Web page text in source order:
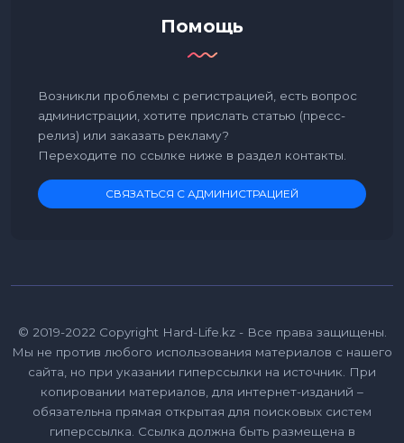
Помощь
Возникли проблемы с регистрацией, есть вопрос
администрации, хотите прислать статью (пресс-
релиз) или заказать рекламу?
Переходите по ссылке ниже в раздел контакты.
СВЯЗАТЬСЯ С АДМИНИСТРАЦИЕЙ
© 2019-2022 Copyright Hard-Life.kz - Все права защищены.
Мы не против любого использования материалов с нашего
сайта, но при указании гиперссылки на источник. При
копировании материалов, для интернет-изданий –
обязательна прямая открытая для поисковых систем
гиперссылка. Ссылка должна быть размещена в